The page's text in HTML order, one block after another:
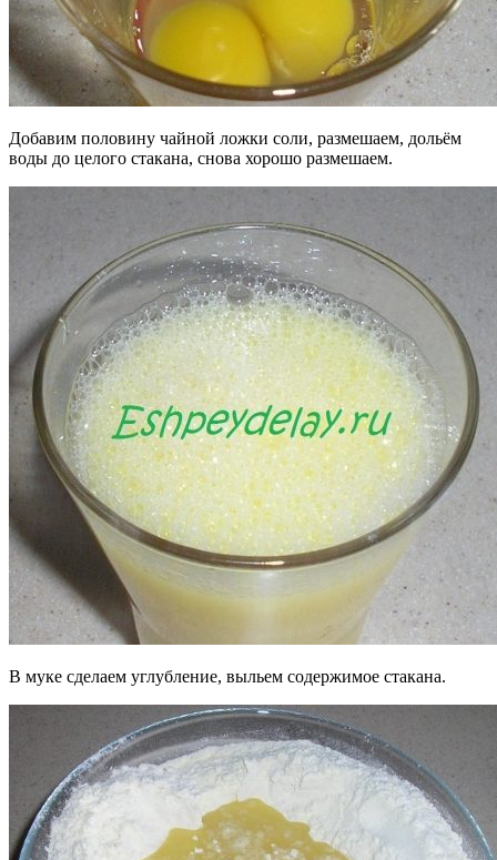
Добавим половину чайной ложки соли, размешаем, дольём
воды до целого стакана, снова хорошо размешаем.
В муке сделаем углубление, выльем содержимое стакана.